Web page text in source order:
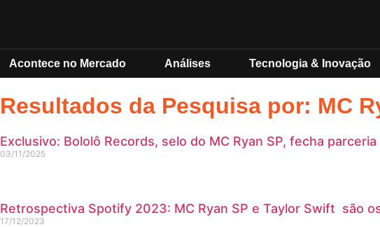
Acontece no Mercado Análises Tecnologia & Inovação
Resultados da Pesquisa por: MC
Exclusivo: Bololô Records, selo do MC Ryan SP, fecha
03/11/2025
Retrospectiva Spotify 2023: MC Ryan SP e Taylor Swift são os
17/12/2023